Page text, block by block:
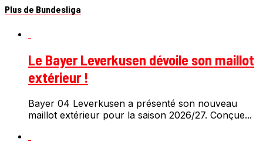
Plus de Bundesliga
Le Bayer Leverkusen dévoile son maillot
extérieur !
Bayer 04 Leverkusen a présenté son nouveau
maillot extérieur pour la saison 2026/27. Conçue...